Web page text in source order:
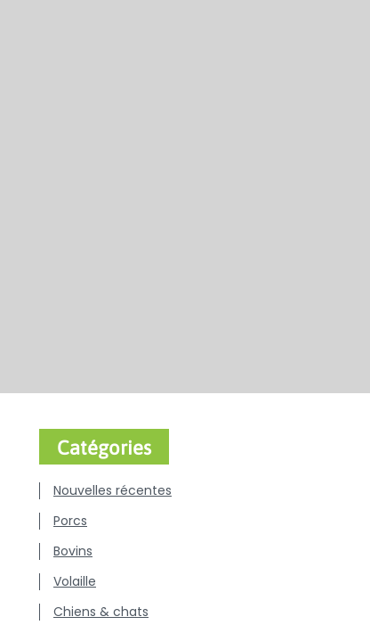
Catégories
Nouvelles récentes
Porcs
Bovins
Volaille
Chiens & chats